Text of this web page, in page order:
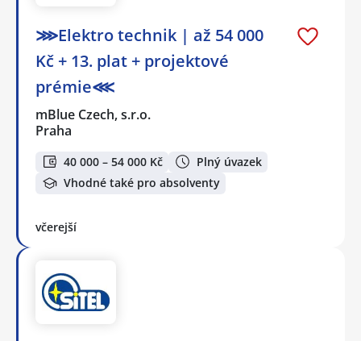
⋙Elektro technik | až 54 000
Kč + 13. plat + projektové
prémie⋘
mBlue Czech, s.r.o.
Praha
40 000 – 54 000 Kč
Plný úvazek
Vhodné také pro absolventy
včerejší